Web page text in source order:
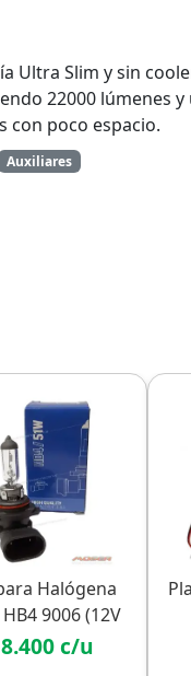
Ultra Slim y sin
22000 lúmenes y
con poco espacio.
Auxiliares
Halógena
9006 (12V
- Estándar
c/u